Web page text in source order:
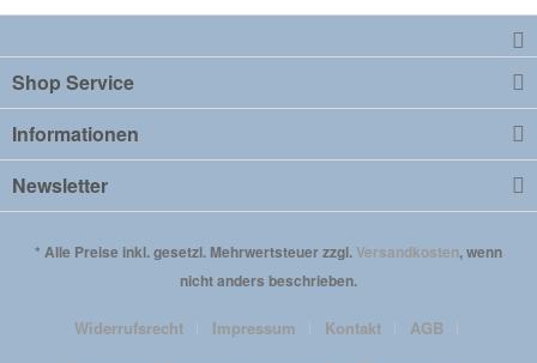
Shop Service
Informationen
Newsletter
* Alle Preise inkl. gesetzl. Mehrwertsteuer zzgl.Versandkosten, wenn
nicht anders beschrieben.
Widerrufsrecht Impressum Kontakt
AGB